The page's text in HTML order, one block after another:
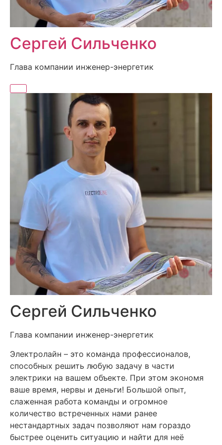
Сергей Сильченко
Глава компании инженер-энергетик
Сергей Сильченко
Глава компании инженер-энергетик
Электролайн – это команда профессионалов,
способных решить любую задачу в части
электрики на вашем объекте. При этом экономя
ваше время, нервы и деньги! Большой опыт,
слаженная работа команды и огромное
количество встреченных нами ранее
нестандартных задач позволяют нам гораздо
быстрее оценить ситуацию и найти для неё